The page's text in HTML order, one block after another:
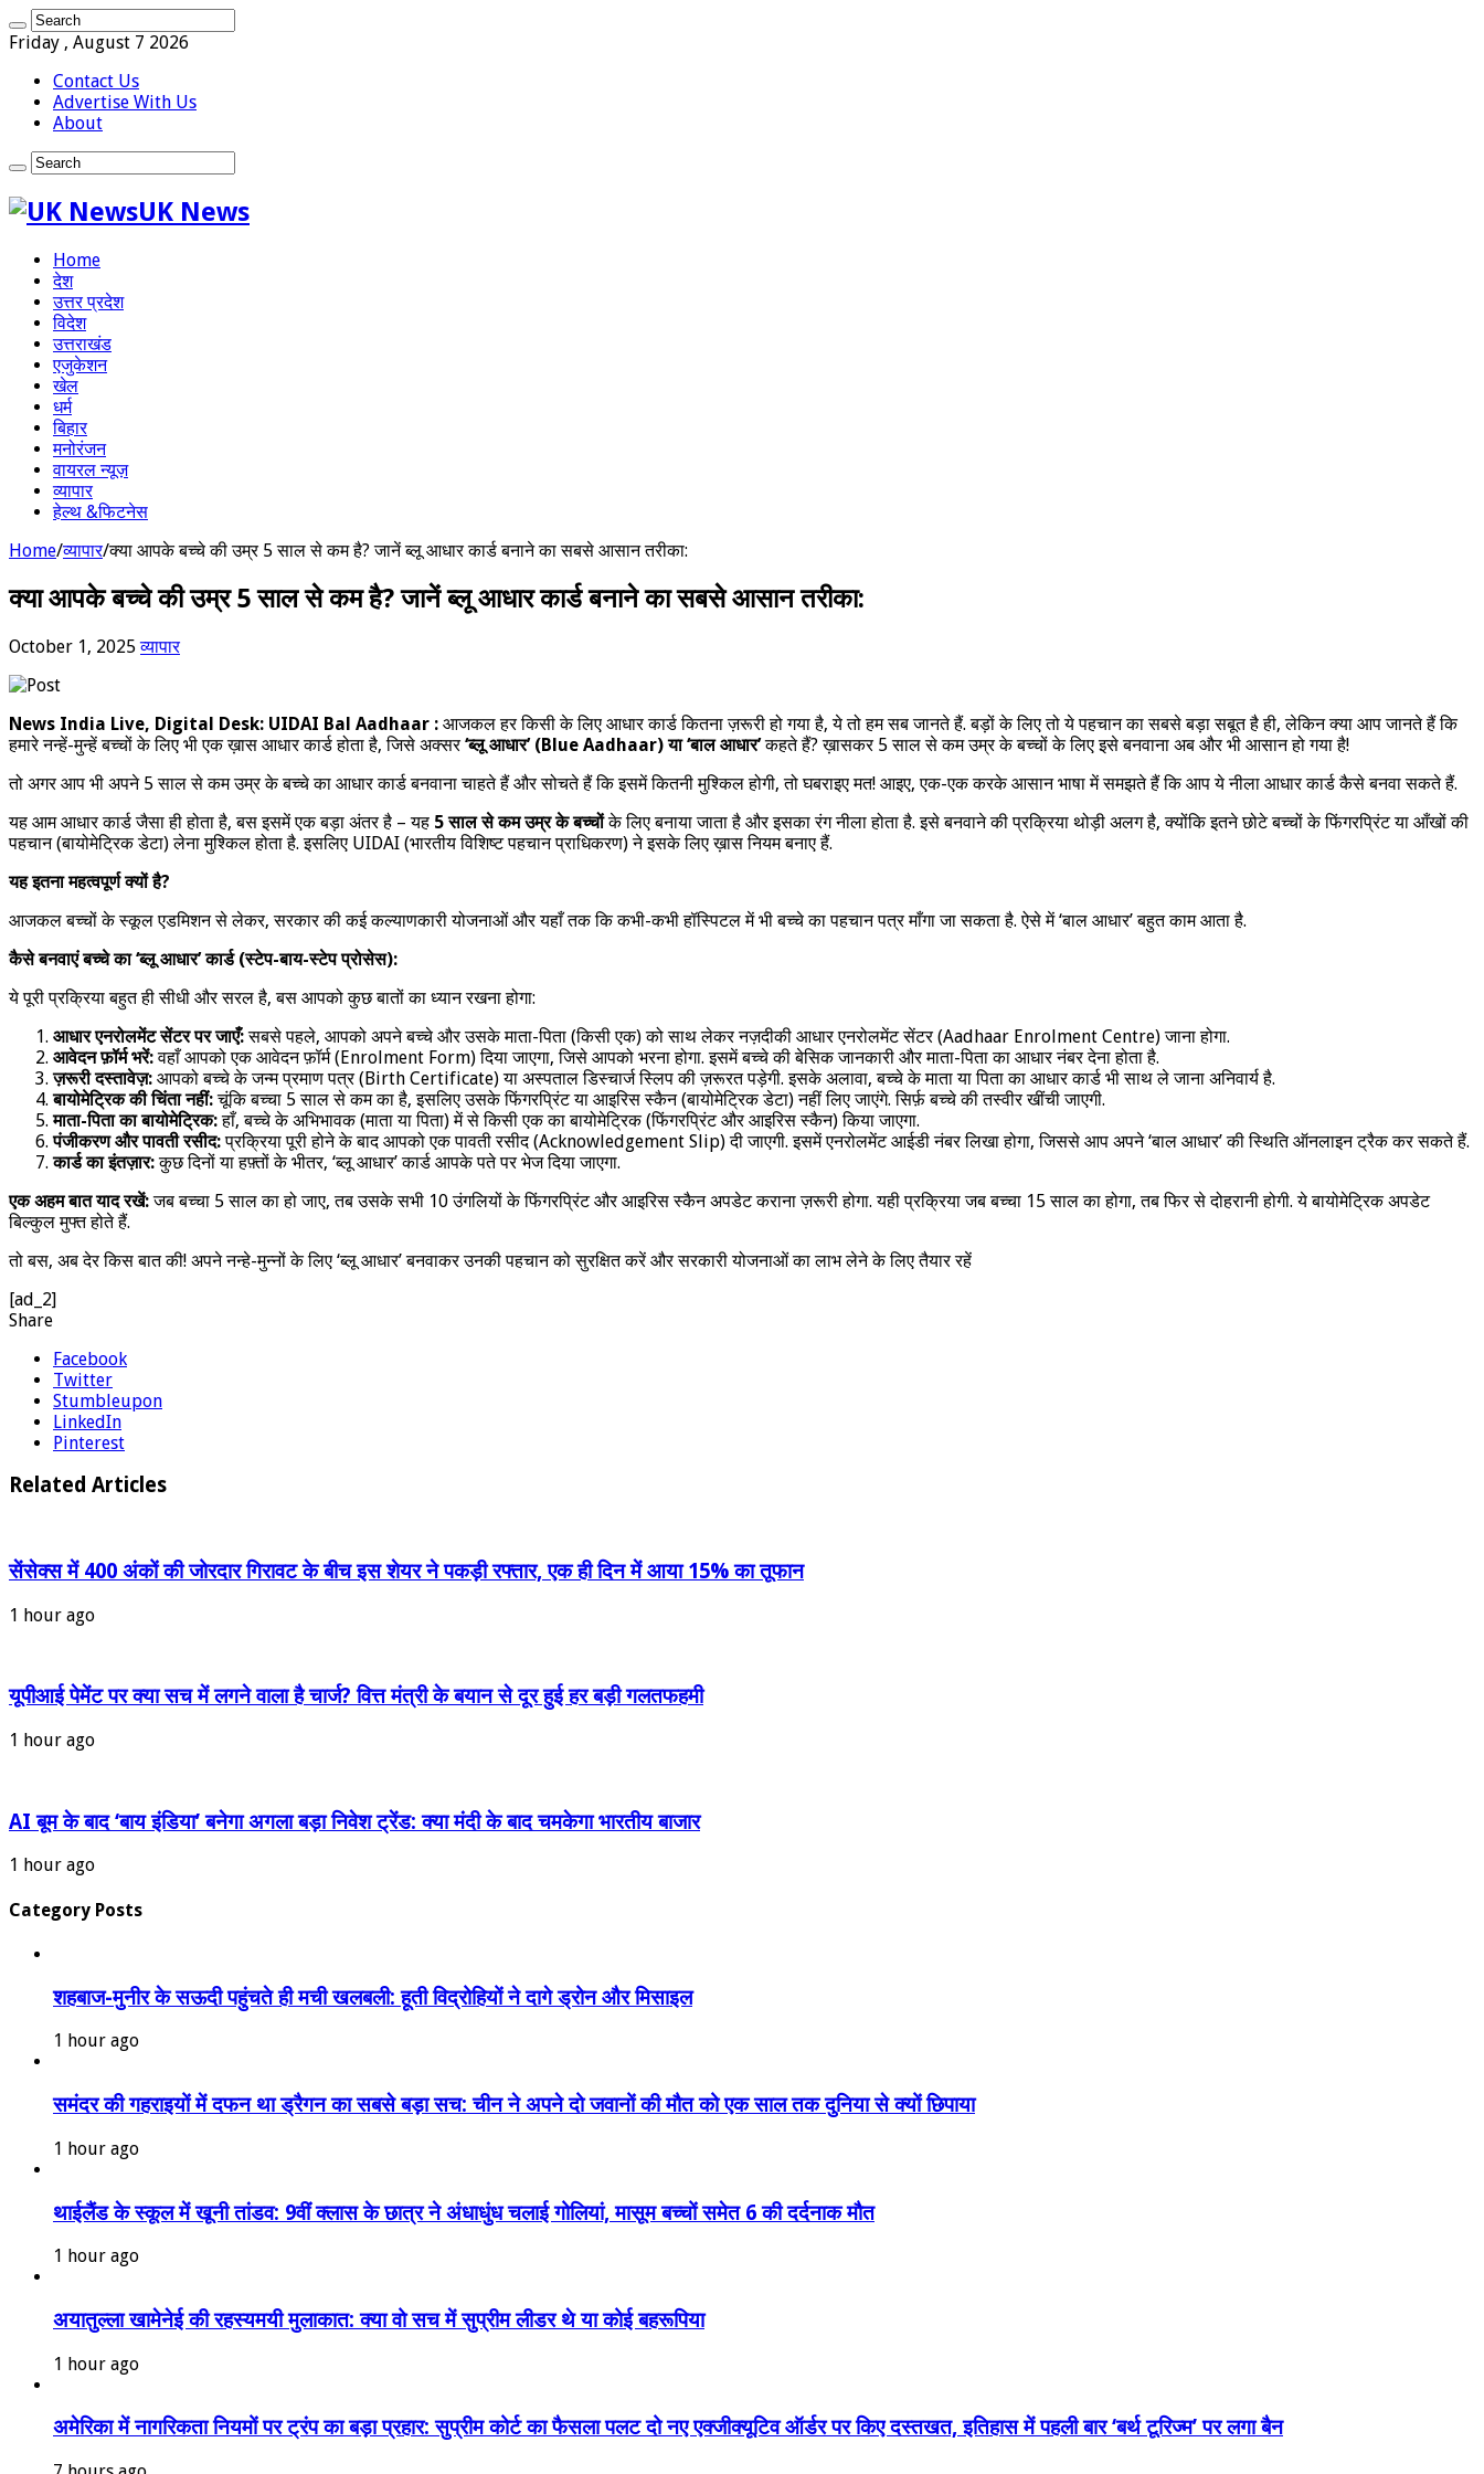
Friday , August 7 2026
Contact Us
Advertise With Us
About
UK News
Home
देश
उत्तर प्रदेश
विदेश
उत्तराखंड
एजुकेशन
खेल
धर्म
बिहार
मनोरंजन
वायरल न्यूज़
व्यापार
हेल्थ &फिटनेस
Home/व्यापार/क्या आपके बच्चे की उम्र 5 साल से कम है? जानें ब्लू आधार कार्ड बनाने का सबसे आसान तरीका:
क्या आपके बच्चे की उम्र 5 साल से कम है? जानें ब्लू आधार कार्ड बनाने का सबसे आसान तरीका:
October 1, 2025 व्यापार
News India Live, Digital Desk: UIDAI Bal Aadhaar : आजकल हर किसी के लिए आधार कार्ड कितना ज़रूरी हो गया है, ये तो हम सब जानते हैं. बड़ों के लिए तो ये पहचान का सबसे बड़ा सबूत है ही, लेकिन क्या आप जानते हैं कि
हमारे नन्हें-मुन्हें बच्चों के लिए भी एक ख़ास आधार कार्ड होता है, जिसे अक्सर‘ब्लू आधार’ (Blue Aadhaar) या ‘बाल आधार’कहते हैं? ख़ासकर 5 साल से कम उम्र के बच्चों के लिए इसे बनवाना अब और भी आसान हो गया है!
तो अगर आप भी अपने 5 साल से कम उम्र के बच्चे का आधार कार्ड बनवाना चाहते हैं और सोचते हैं कि इसमें कितनी मुश्किल होगी, तो घबराइए मत! आइए, एक-एक करके आसान भाषा में समझते हैं कि आप ये नीला आधार कार्ड कैसे बनवा सकते हैं.
यह आम आधार कार्ड जैसा ही होता है, बस इसमें एक बड़ा अंतर है – यह 5 साल से कम उम्र के बच्चोंके लिए बनाया जाता है और इसका रंग नीला होता है. इसे बनवाने की प्रक्रिया थोड़ी अलग है, क्योंकि इतने छोटे बच्चों के फिंगरप्रिंट या आँखों की
पहचान (बायोमेट्रिक डेटा) लेना मुश्किल होता है. इसलिए UIDAI (भारतीय विशिष्ट पहचान प्राधिकरण) ने इसके लिए ख़ास नियम बनाए हैं.
यह इतना महत्वपूर्ण क्यों है?
आजकल बच्चों के स्कूल एडमिशन से लेकर, सरकार की कई कल्याणकारी योजनाओं और यहाँ तक कि कभी-कभी हॉस्पिटल में भी बच्चे का पहचान पत्र माँगा जा सकता है. ऐसे में ‘बाल आधार’ बहुत काम आता है.
कैसे बनवाएं बच्चे का ‘ब्लू आधार’ कार्ड (स्टेप-बाय-स्टेप प्रोसेस):
ये पूरी प्रक्रिया बहुत ही सीधी और सरल है, बस आपको कुछ बातों का ध्यान रखना होगा:
आधार एनरोलमेंट सेंटर पर जाएँ:सबसे पहले, आपको अपने बच्चे और उसके माता-पिता (किसी एक) को साथ लेकर नज़दीकी आधार एनरोलमेंट सेंटर (Aadhaar Enrolment Centre) जाना होगा.
आवेदन फ़ॉर्म भरें:वहाँ आपको एक आवेदन फ़ॉर्म (Enrolment Form) दिया जाएगा, जिसे आपको भरना होगा. इसमें बच्चे की बेसिक जानकारी और माता-पिता का आधार नंबर देना होता है.
ज़रूरी दस्तावेज़: आपको बच्चे के जन्म प्रमाण पत्र (Birth Certificate) या अस्पताल डिस्चार्ज स्लिप की ज़रूरत पड़ेगी. इसके अलावा, बच्चे के माता या पिता का आधार कार्ड भी साथ ले जाना अनिवार्य है.
बायोमेट्रिक की चिंता नहीं:चूंकि बच्चा 5 साल से कम का है, इसलिए उसके फिंगरप्रिंट या आइरिस स्कैन (बायोमेट्रिक डेटा) नहीं लिए जाएंगे. सिर्फ़ बच्चे की तस्वीर खींची जाएगी.
माता-पिता का बायोमेट्रिक:हाँ, बच्चे के अभिभावक (माता या पिता) में से किसी एक का बायोमेट्रिक (फिंगरप्रिंट और आइरिस स्कैन) किया जाएगा.
पंजीकरण और पावती रसीद:प्रक्रिया पूरी होने के बाद आपको एक पावती रसीद (Acknowledgement Slip) दी जाएगी. इसमें एनरोलमेंट आईडी नंबर लिखा होगा, जिससे आप अपने ‘बाल आधार’ की स्थिति ऑनलाइन ट्रैक कर सकते हैं.
कार्ड का इंतज़ार:कुछ दिनों या हफ़्तों के भीतर, ‘ब्लू आधार’ कार्ड आपके पते पर भेज दिया जाएगा.
एक अहम बात याद रखें:जब बच्चा 5 साल का हो जाए, तब उसके सभी 10 उंगलियों के फिंगरप्रिंट और आइरिस स्कैन अपडेट कराना ज़रूरी होगा. यही प्रक्रिया जब बच्चा 15 साल का होगा, तब फिर से दोहरानी होगी. ये बायोमेट्रिक अपडेट
बिल्कुल मुफ्त होते हैं.
तो बस, अब देर किस बात की! अपने नन्हे-मुन्नों के लिए ‘ब्लू आधार’ बनवाकर उनकी पहचान को सुरक्षित करें और सरकारी योजनाओं का लाभ लेने के लिए तैयार रहें
[ad_2]
Share
Facebook
Twitter
Stumbleupon
LinkedIn
Pinterest
Related Articles
सेंसेक्स में 400 अंकों की जोरदार गिरावट के बीच इस शेयर ने पकड़ी रफ्तार, एक ही दिन में आया 15% का तूफान
1 hour ago
यूपीआई पेमेंट पर क्या सच में लगने वाला है चार्ज? वित्त मंत्री के बयान से दूर हुई हर बड़ी गलतफहमी
1 hour ago
AI बूम के बाद ‘बाय इंडिया’ बनेगा अगला बड़ा निवेश ट्रेंड: क्या मंदी के बाद चमकेगा भारतीय बाजार
1 hour ago
Category Posts
शहबाज-मुनीर के सऊदी पहुंचते ही मची खलबली: हूती विद्रोहियों ने दागे ड्रोन और मिसाइल
1 hour ago
समंदर की गहराइयों में दफन था ड्रैगन का सबसे बड़ा सच: चीन ने अपने दो जवानों की मौत को एक साल तक दुनिया से क्यों छिपाया
1 hour ago
थाईलैंड के स्कूल में खूनी तांडव: 9वीं क्लास के छात्र ने अंधाधुंध चलाई गोलियां, मासूम बच्चों समेत 6 की दर्दनाक मौत
1 hour ago
अयातुल्ला खामेनेई की रहस्यमयी मुलाकात: क्या वो सच में सुप्रीम लीडर थे या कोई बहरूपिया
1 hour ago
अमेरिका में नागरिकता नियमों पर ट्रंप का बड़ा प्रहार: सुप्रीम कोर्ट का फैसला पलट दो नए एक्जीक्यूटिव ऑर्डर पर किए दस्तखत, इतिहास में पहली बार ‘बर्थ टूरिज्म’ पर लगा बैन